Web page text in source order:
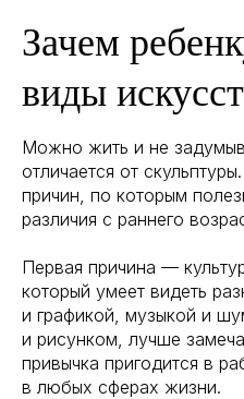
Зачем
виды
Можно жить и не
отличается от
причин, по которым
различия с раннего
Первая причина —
который умеет видеть
и графикой, музыкой и
и рисунком, лучше
привычка пригодится в
в любых сферах жизни.